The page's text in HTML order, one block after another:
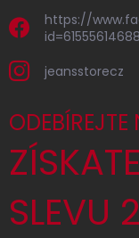
https://
jeansstorecz
ODEBÍREJTE
SLEVU